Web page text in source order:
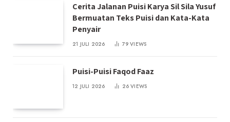
Cerita Jalanan Puisi Karya Sil Sila Yusuf
Bermuatan Teks Puisi dan Kata-Kata
Penyair
21 JULI 2026 79VIEWS
Puisi-Puisi Faqod Faaz
12 JULI 2026 26VIEWS